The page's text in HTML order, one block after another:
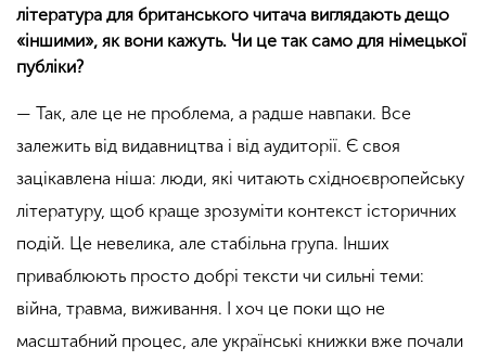
література для британського читача виглядають дещо
«іншими», як вони кажуть. Чи це так само для німецької
публіки?
— Так, але це не проблема, а радше навпаки. Все
залежить від видавництва і від аудиторії. Є своя
зацікавлена ніша: люди, які читають східноєвропейську
літературу, щоб краще зрозуміти контекст історичних
подій. Це невелика, але стабільна група. Інших
приваблюють просто добрі тексти чи сильні теми:
війна, травма, виживання. І хоч це поки що не
масштабний процес, але українські книжки вже почали